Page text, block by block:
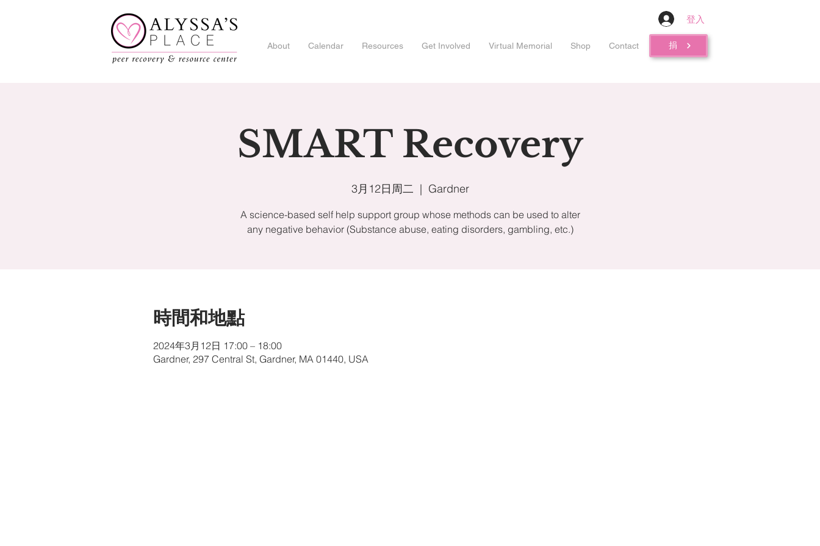
登入
About Calendar Resources Get Involved Virtual Memorial Shop Contact 捐
SMART Recovery
3月12日周二
  |
Gardner
A science-based self help support group whose methods can be used to alter
any negative behavior (Substance abuse, eating disorders, gambling, etc.)
時間和地點
2024年3月12日 17:00 – 18:00
Gardner, 297 Central St, Gardner, MA 01440, USA